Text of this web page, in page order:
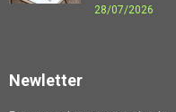
28/07/2026
Newletter